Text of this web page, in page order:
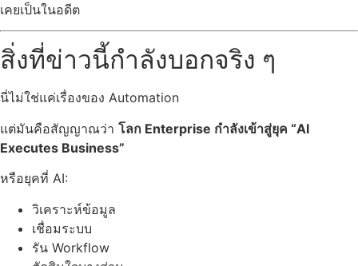
เคยเป็นในอดีต
สิ่งที่ข่าวนี้กำลังบอกจริง ๆ
นี่ไม่ใช่แค่เรื่องของ Automation
แต่มันคือสัญญาณว่า โลก Enterprise กำลังเข้าสู่ยุค “AI
Executes Business”
หรือยุคที่ AI:
วิเคราะห์ข้อมูล
เชื่อมระบบ
รัน Workflow